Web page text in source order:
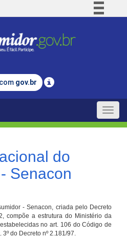
Comunica BR
Legislação
gov.br
Toggle
do
Senacon
- Senacon, criada pelo Decreto
compõe a estrutura do Ministério da
no art. 106 do Código de
do Decreto nº 2.181/97.